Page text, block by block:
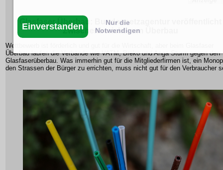
Glasfaser Überbau: Bundesnetzagentur veröffentlicht
Zwischenbericht zum Überbau
Wettbewerb ist förderlich und gut für die Wirtschaft, aber beim Glasfaser
Überbau laufen die Verbände wie VATM, Breko und Anga Sturm gegen den
Glasfaserüberbau. Was immerhin gut für die Mitgliederfirmen ist, ein
den Strassen der Bürger zu errichten, muss nicht gut für den Verbraucher
Einverstanden
Nur die
Notwendigen